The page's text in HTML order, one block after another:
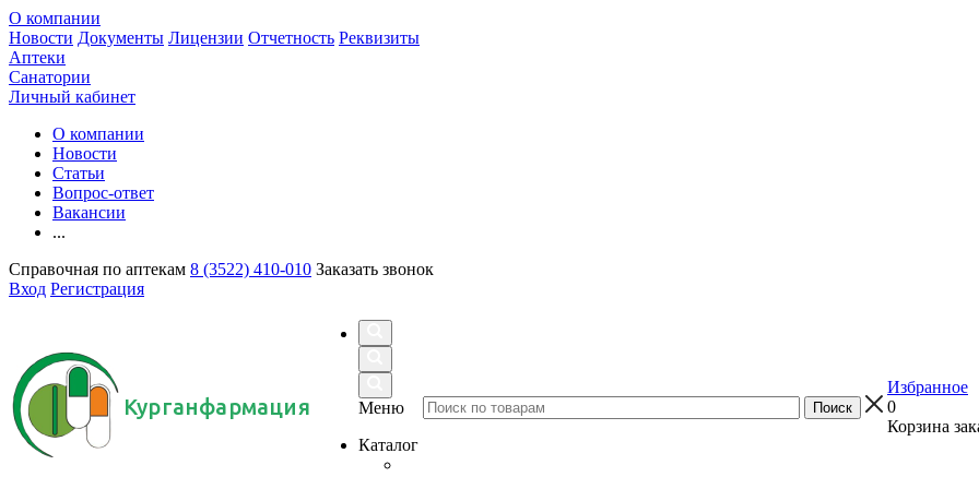
О компании
Новости Документы Лицензии Отчетность Реквизиты
Аптеки
Санатории
Личный кабинет
О компании
Новости
Статьи
Вопрос-ответ
Вакансии
...
Справочная по аптекам 8 (3522) 410-010 Заказать звонок
Вход Регистрация
Курганфармация
Меню
Каталог
Избранное
0
Корзина